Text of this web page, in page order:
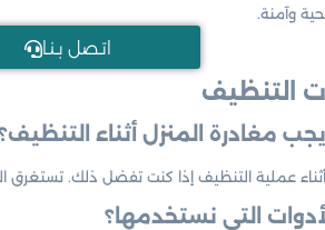
وآمنة.
اتـصل بـنـا
التنظيف
مغادرة المنزل أثناء
كنت تفضل ذلك. تستغرق العملية عادة حوالي 120 دقيقة، وبعدها يمكنك
التي نستخدمها؟